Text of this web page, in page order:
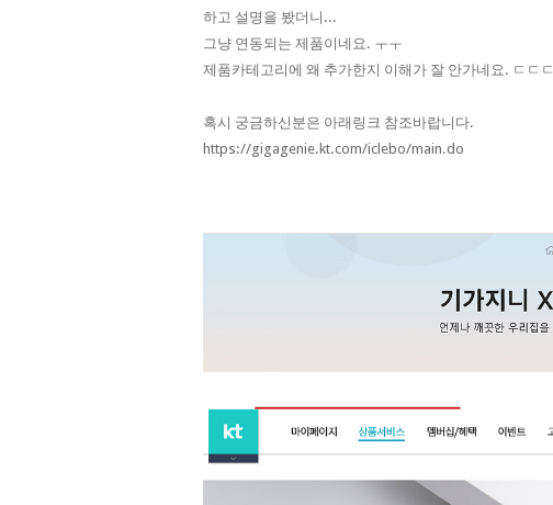
하고 설명을 봤더니...
그냥 연동되는 제품이네요. ㅜㅜ
제품카테고리에 왜 추가한지 이해가 잘 안가네요. ㄷㄷㄷ
혹시 궁금하신분은 아래링크 참조바랍니다.
https://gigagenie.kt.com/iclebo/main.do